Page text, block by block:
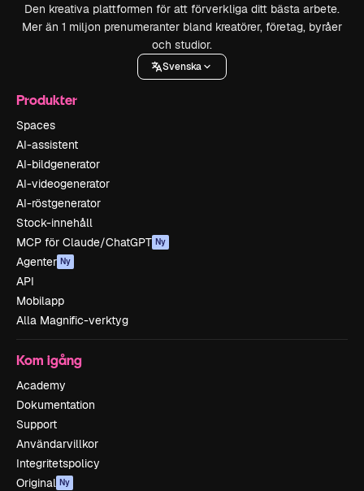
Den kreativa plattformen för att förverkliga ditt bästa arbete.
Mer än 1 miljon prenumeranter bland kreatörer, företag, byråer
och studior.
Svenska
Produkter
Spaces
AI-assistent
AI-bildgenerator
AI-videogenerator
AI-röstgenerator
Stock-innehåll
MCP för Claude/ChatGPT Ny
Agenter Ny
API
Mobilapp
Alla Magnific-verktyg
Kom igång
Academy
Dokumentation
Support
Användarvillkor
Integritetspolicy
Original Ny